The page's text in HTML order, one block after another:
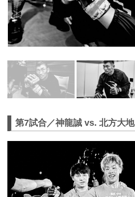
第7試合／神龍誠 vs. 北方大地